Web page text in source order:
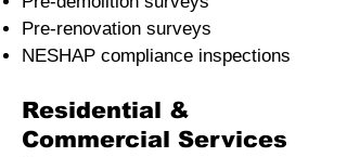
Pre-renovation surveys
NESHAP compliance inspections
Residential &
Commercial Services